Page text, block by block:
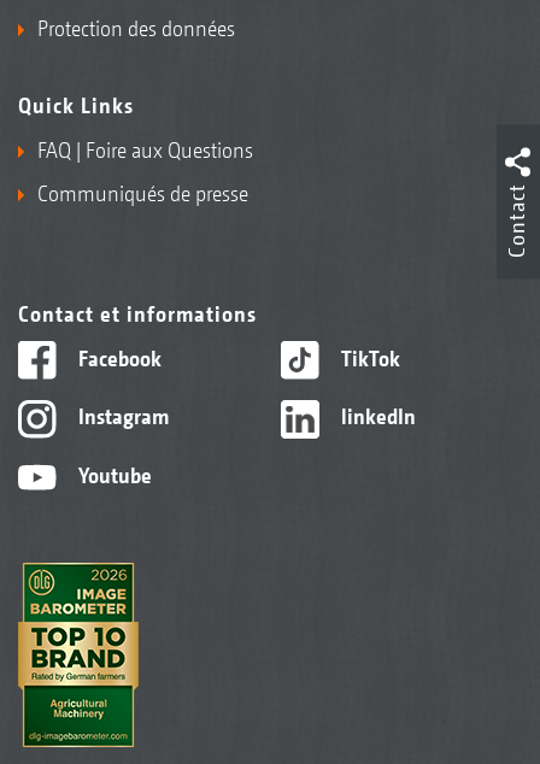
Protection des données
Quick Links
FAQ | Foire aux Questions
Communiqués de presse
Contact et informations
Facebook
Instagram
Youtube
TikTok
linkedIn
Contact